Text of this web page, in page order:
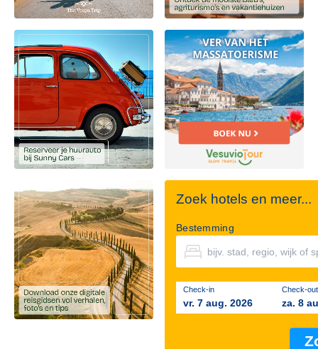
Zoek hotels en meer...
Bestemming
Check-in
vr. 7 aug. 2026
Check-out
za. 8